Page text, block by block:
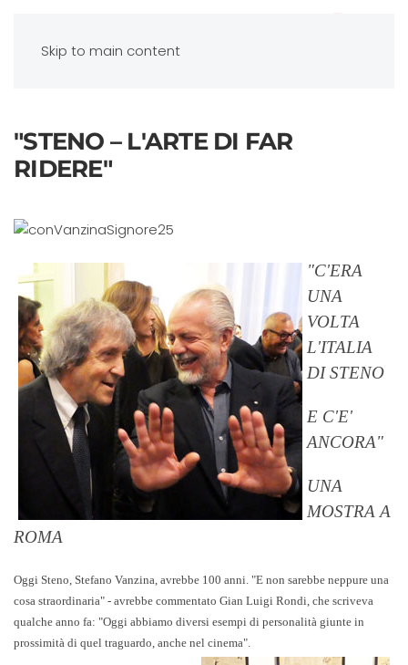
Skip to main content
"STENO – L'ARTE DI FAR
RIDERE"
"C'ERA
UNA
VOLTA
L'ITALIA
DI STENO
E C'E'
ANCORA"
UNA
MOSTRA A
ROMA
Oggi Steno, Stefano Vanzina, avrebbe 100 anni. "E non sarebbe neppure una
cosa straordinaria" - avrebbe commentato Gian Luigi Rondi, che scriveva
qualche anno fa: "Oggi abbiamo diversi esempi di personalità giunte in
prossimità di quel traguardo, anche nel cinema".